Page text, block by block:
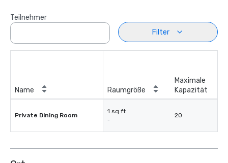
Teilnehmer
Filter
Name Raumgröße
Maximale
Kapazität
Private Dining Room
1 sq ft
-
20